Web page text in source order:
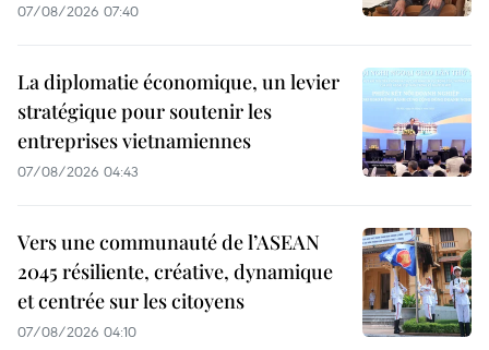
07/08/2026 07:40
La diplomatie économique, un levier
stratégique pour soutenir les
entreprises vietnamiennes
07/08/2026 04:43
Vers une communauté de l’ASEAN
2045 résiliente, créative, dynamique
et centrée sur les citoyens
07/08/2026 04:10